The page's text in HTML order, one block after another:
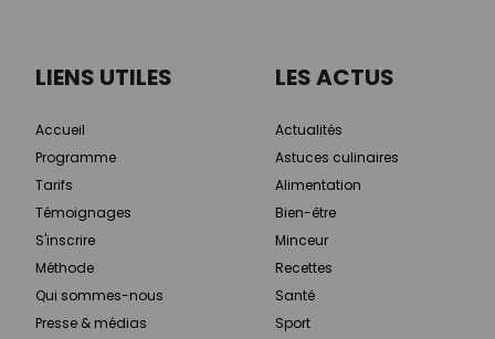
LIENS UTILES
Accueil
Programme
Tarifs
Témoignages
S'inscrire
Méthode
Qui sommes-nous
Presse & médias
LES ACTUS
Actualités
Astuces culinaires
Alimentation
Bien-être
Minceur
Recettes
Santé
Sport